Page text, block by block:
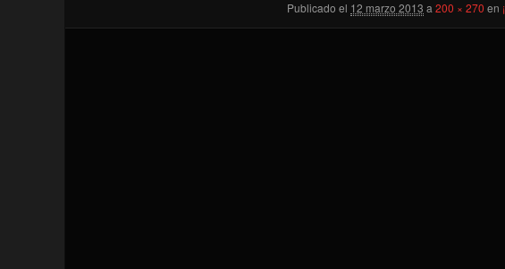
Publicado el 12 marzo 2013 a200 × 270 en